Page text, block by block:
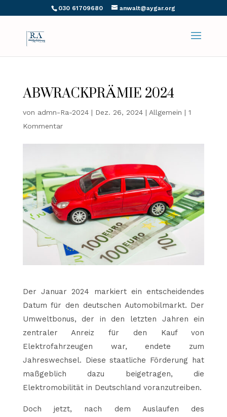
030 61709680 anwalt@aygar.org
ABWRACKPRÄMIE 2024
von admn-Ra-2024| Dez. 26, 2024| Allgemein | 1
Kommentar
Der Januar 2024 markiert ein entscheidendes
Datum für den deutschen Automobilmarkt. Der
Umweltbonus, der in den letzten Jahren ein
zentraler Anreiz für den Kauf von
Elektrofahrzeugen war, endete zum
Jahreswechsel. Diese staatliche Förderung hat
maßgeblich dazu beigetragen, die
Elektromobilität in Deutschland voranzutreiben.
Doch jetzt, nach dem Auslaufen des